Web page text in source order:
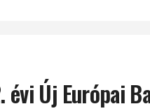
évi Új Európai